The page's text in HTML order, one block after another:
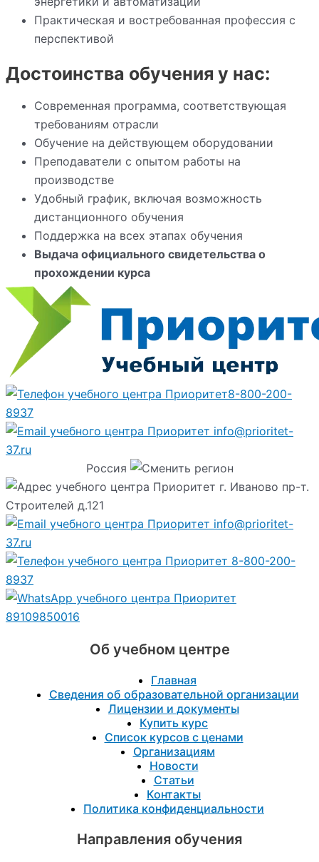
Практическая и востребованная профессия с
перспективой
Достоинства обучения у нас:
Современная программа, соответствующая
требованиям отрасли
Обучение на действующем оборудовании
Преподаватели с опытом работы на
производстве
Удобный график, включая возможность
дистанционного обучения
Поддержка на всех этапах обучения
Выдача официального свидетельства о
прохождении курса
8-800-200-
8937
info@prioritet-
37.ru
Россия
г. Иваново пр-т.
Строителей д.121
info@prioritet-
37.ru
8-800-200-
8937
89109850016
Об учебном центре
Главная
Сведения об образовательной организации
Лицензии и документы
Купить курс
Список курсов с ценами
Организациям
Новости
Статьи
Контакты
Политика конфиденциальности
Направления обучения